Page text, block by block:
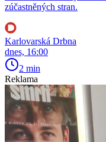
zúčastněných stran.
Karlovarská Drbna
dnes, 16:00
2 min
Reklama